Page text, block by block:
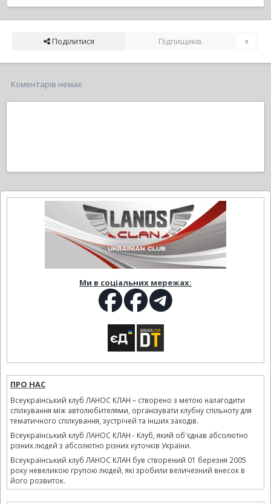
Поділитися Підпищиків 0
Коментарів немає
Ми в соціальних мережах:
ПРО НАС
Всеукраїнський клуб ЛАНОС КЛАН – створено з метою налагодити
спілкування між автолюбителями, організувати клубну спільноту для
тематичного спілкування, зустрічей та інших заходів.
Всеукраїнський клуб ЛАНОС КЛАН - Клуб, який об'єднав абсолютно
різних людей з абсолютно різних куточків України.
Всеукраїнський клуб ЛАНОС КЛАН був створений 01 березня 2005
року невеликою групою людей, які зробили величезний внесок в
його розвиток.